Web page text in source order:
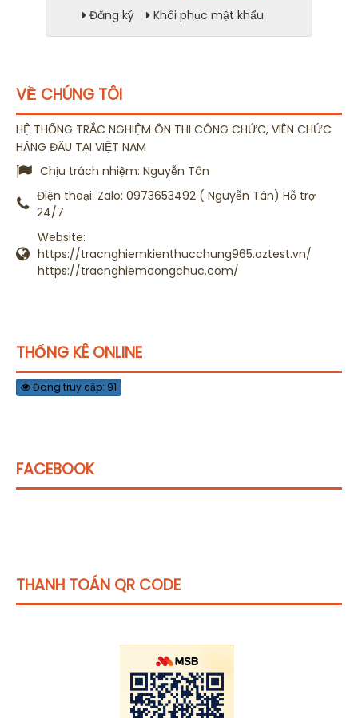
Đăng ký Khôi phục mật khẩu
VỀ CHÚNG TÔI
HỆ THỐNG TRẮC NGHIỆM ÔN THI CÔNG CHỨC, VIÊN CHỨC
HÀNG ĐẦU TẠI VIỆT NAM
Chịu trách nhiệm: Nguyễn Tân
Điện thoại: Zalo: 0973653492 ( Nguyễn Tân) Hỗ trợ
24/7
Website:
https://tracnghiemkienthucchung965.aztest.vn/
https://tracnghiemcongchuc.com/
THỐNG KÊ ONLINE
Đang truy cập: 91
FACEBOOK
THANH TOÁN QR CODE